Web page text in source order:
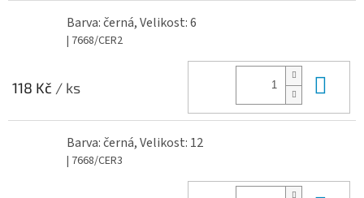
Barva: černá, Velikost: 6
| 7668/CER2
118 Kč / ks
Barva: černá, Velikost: 12
| 7668/CER3